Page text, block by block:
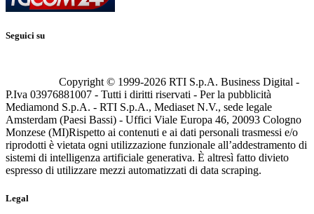
Seguici su
Copyright © 1999-2026 RTI S.p.A. Business Digital -
P.Iva 03976881007 - Tutti i diritti riservati - Per la pubblicità
Mediamond S.p.A. - RTI S.p.A., Mediaset N.V., sede legale
Amsterdam (Paesi Bassi) - Uffici Viale Europa 46, 20093 Cologno
Monzese (MI)Rispetto ai contenuti e ai dati personali trasmessi e/o
riprodotti è vietata ogni utilizzazione funzionale all’addestramento di
sistemi di intelligenza artificiale generativa. È altresì fatto divieto
espresso di utilizzare mezzi automatizzati di data scraping.
Legal